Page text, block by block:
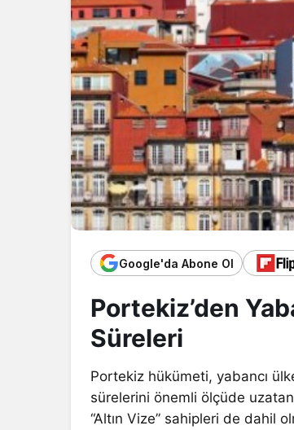
Google'da Abone Ol
Portekiz’den
Süreleri
Portekiz hükümeti, yabancı
sürelerini önemli ölçüde
“Altın Vize” sahipleri de dahil